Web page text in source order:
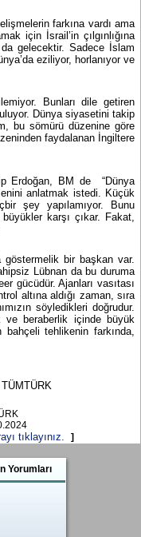
farkına vardı ama
için İsrail’in çılgınlığına
da gelecektir. Sadece İslam
eziliyor, horlanıyor ve
Bunları dile getiren
Dünya siyasetini takip
bu sömürü düzenine göre
faydalanan İngiltere
Erdoğan, BM de
“Dünya
anlatmak istedi. Küçük
şey yapılamıyor. Bunu
karşı çıkar. Fakat,
göstermelik bir başkan var.
Lübnan da bu duruma
gücüdür. Ajanları vasıtası
altına aldığı zaman, sıra
söyledikleri doğrudur.
ve beraberlik içinde büyük
tehlikenin farkında,
tıklayınız. ]
Yorumları